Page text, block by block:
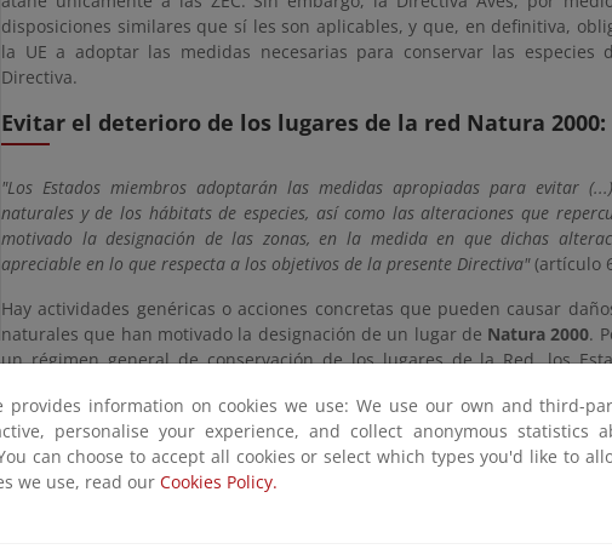
disposiciones similares que sí les son aplicables, y que, en definitiva,
la UE a adoptar las medidas necesarias para conservar las especies
Directiva.
Evitar el deterioro de los lugares de la red Natura 2000:
"Los Estados miembros adoptarán las medidas apropiadas para evitar
naturales y de los hábitats de especies, así como las alteraciones que
motivado la designación de las zonas, en la medida en que dichas
apreciable en lo que respecta a los objetivos de la presente Directiva"(artículo
Hay actividades genéricas o acciones concretas que pueden causar
naturales que han motivado la designación de un lugar de Natura 2000.
un régimen general de conservación de los lugares de la Red, los
medidas preventivas sean necesarias para impedir la perturbación de
especies silvestres, tanto en las ZEPA como en las ZEC. También los
Comunitariadeben ser protegidos, impidiendo su deterioro, antes
como ZEC, de acuerdo con la jurisprudencia del Tribunal de Justicia de las
provides information on cookies we use: We use our own and third-
personalise your experience, and collect anonymous statistics
can choose to accept all cookies or select which types you'd like to
we use, read our Cookies Policy.